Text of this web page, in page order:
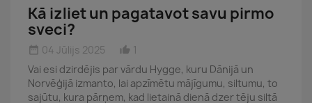
Kā izliet un pagatavot savu pirmo
sveci?
date_range 04 Jūlijs 2025 thumb_up_alt 1
Vai esi dzirdējis par vārdu Hygge, kuru Dānijā un
Norvēģijā izmanto, lai apzīmētu mājīgumu, siltumu, to
sajūtu, kura pārņem, kad lietainā dienā dzer tēju siltā